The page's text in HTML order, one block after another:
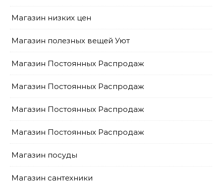
Магазин низких цен
Магазин полезных вещей Уют
Магазин Постоянных Распродаж
Магазин Постоянных Распродаж
Магазин Постоянных Распродаж
Магазин Постоянных Распродаж
Магазин посуды
Магазин сантехники